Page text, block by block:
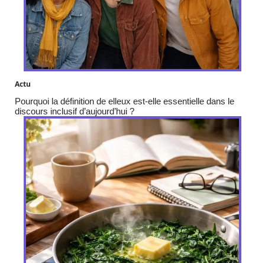
Actu
Pourquoi la définition de elleux est-elle essentielle dans le
discours inclusif d’aujourd’hui ?